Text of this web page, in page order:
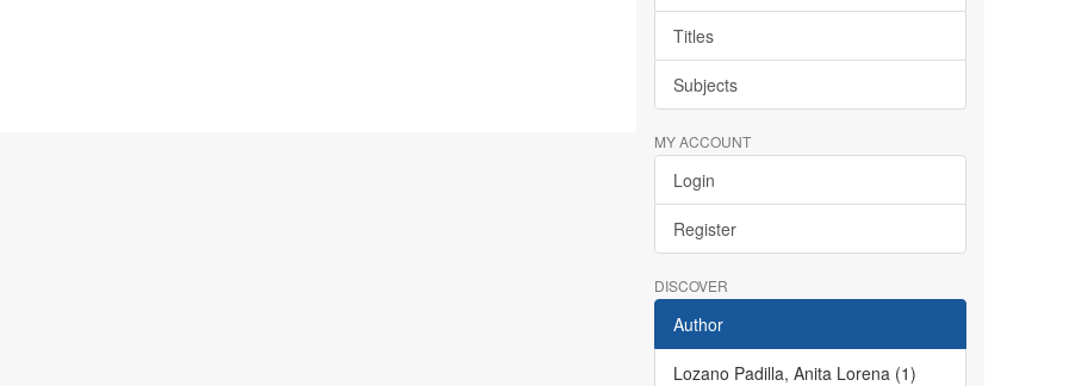
Titles
Subjects
MY ACCOUNT
Login
Register
DISCOVER
Author
Lozano Padilla, Anita Lorena (1)